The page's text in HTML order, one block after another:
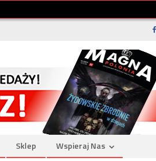
Sklep Wspieraj Nas